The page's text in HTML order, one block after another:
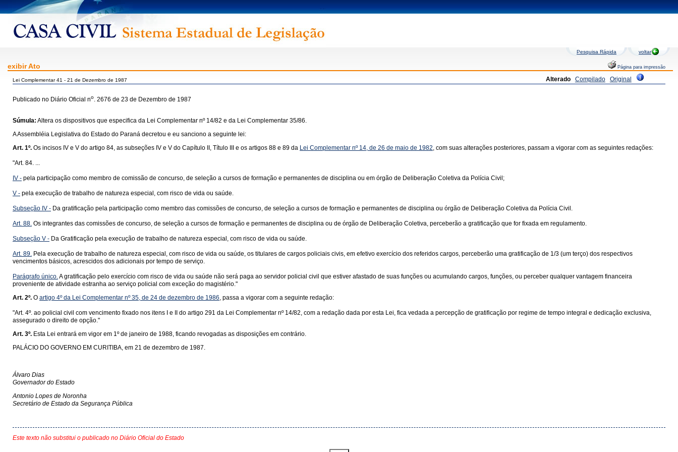
Pesquisa Rápida voltar
exibir Ato Página para impressão
Alterado Compilado Original
Lei Complementar 41 - 21 de Dezembro de 1987
Publicado no Diário Oficial no. 2676 de 23 de Dezembro de 1987
Súmula: Altera os dispositivos que especifica da Lei Complementar nº 14/82 e da Lei Complementar 35/86.
A Assembléia Legislativa do Estado do Paraná decretou e eu sanciono a seguinte lei:
Art. 1º. Os incisos IV e V do artigo 84, as subseções IV e V do Capítulo II, Título III e os artigos 88 e 89 da Lei Complementar nº 14, de 26 de maio de 1982, com suas alterações posteriores, passam a vigorar com as seguintes redações:
"Art. 84. ...
IV - pela participação como membro de comissão de concurso, de seleção a cursos de formação e permanentes de disciplina ou em órgão de Deliberação Coletiva da Polícia Civil;
V - pela execução de trabalho de natureza especial, com risco de vida ou saúde.
Subseção IV - Da gratificação pela participação como membro das comissões de concurso, de seleção a cursos de formação e permanentes de disciplina ou órgão de Deliberação Coletiva da Polícia Civil.
Art. 88. Os integrantes das comissões de concurso, de seleção a cursos de formação e permanentes de disciplina ou de órgão de Deliberação Coletiva, perceberão a gratificação que for fixada em regulamento.
Subseção V - Da Gratificação pela execução de trabalho de natureza especial, com risco de vida ou saúde.
Art. 89. Pela execução de trabalho de natureza especial, com risco de vida ou saúde, os titulares de cargos policiais civis, em efetivo exercício dos referidos cargos, perceberão uma gratificação de 1/3 (um terço) dos respectivos
vencimentos básicos, acrescidos dos adicionais por tempo de serviço.
Parágrafo único.A gratificação pelo exercício com risco de vida ou saúde não será paga ao servidor policial civil que estiver afastado de suas funções ou acumulando cargos, funções, ou perceber qualquer vantagem financeira
proveniente de atividade estranha ao serviço policial com exceção do magistério."
Art. 2º. O artigo 4º da Lei Complementar nº 35, de 24 de dezembro de 1986, passa a vigorar com a seguinte redação:
"Art. 4º. ao policial civil com vencimento fixado nos itens I e II do artigo 291 da Lei Complementar nº 14/82, com a redação dada por esta Lei, fica vedada a percepção de gratificação por regime de tempo integral e dedicação exclusiva,
assegurado o direito de opção."
Art. 3º. Esta Lei entrará em vigor em 1º de janeiro de 1988, ficando revogadas as disposições em contrário.
PALÁCIO DO GOVERNO EM CURITIBA, em 21 de dezembro de 1987.
Álvaro Dias
Governador do Estado
Antonio Lopes de Noronha
Secretário de Estado da Segurança Pública
Este texto não substitui o publicado no Diário Oficial do Estado